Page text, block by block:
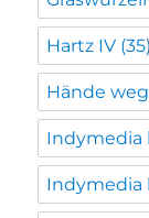
Hartz IV (35)
Hände
Indymedia
Indymedia